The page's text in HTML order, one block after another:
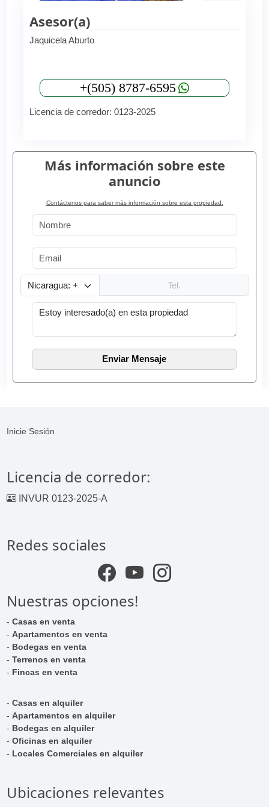
Asesor(a)
Jaquicela Aburto
+(505) 8787-6595
Licencia de corredor: 0123-2025
Más información sobre este
anuncio
Contáctenos para saber más información sobre esta propiedad.
Inicie Sesión
Licencia de corredor:
INVUR 0123-2025-A
Redes sociales
Nuestras opciones!
-Casas en venta
-Apartamentos en venta
- Bodegas en venta
-Terrenos en venta
- Fincas en venta
-Casas en alquiler
-Apartamentos en alquiler
- Bodegas en alquiler
-Oficinas en alquiler
- Locales Comerciales en alquiler
Ubicaciones relevantes